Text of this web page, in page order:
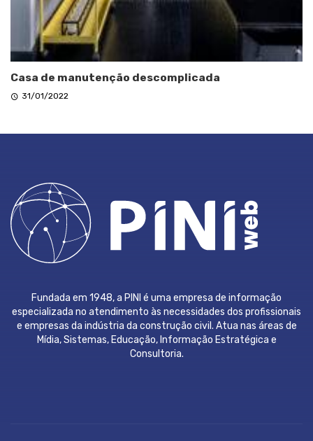
Casa de manutenção descomplicada
31/01/2022
Fundada em 1948, a PINI é uma empresa de informação
especializada no atendimento às necessidades dos profissionais
e empresas da indústria da construção civil. Atua nas áreas de
Mídia, Sistemas, Educação, Informação Estratégica e
Consultoria.